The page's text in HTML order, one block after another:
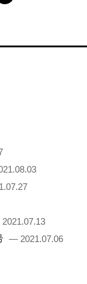
— 2021.07.06